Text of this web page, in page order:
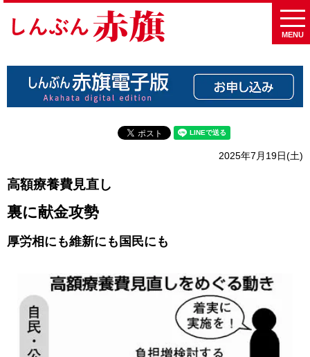
MENU
2025年7月19日(土)
高額療養費見直し
裏に献金攻勢
厚労相にも維新にも国民にも